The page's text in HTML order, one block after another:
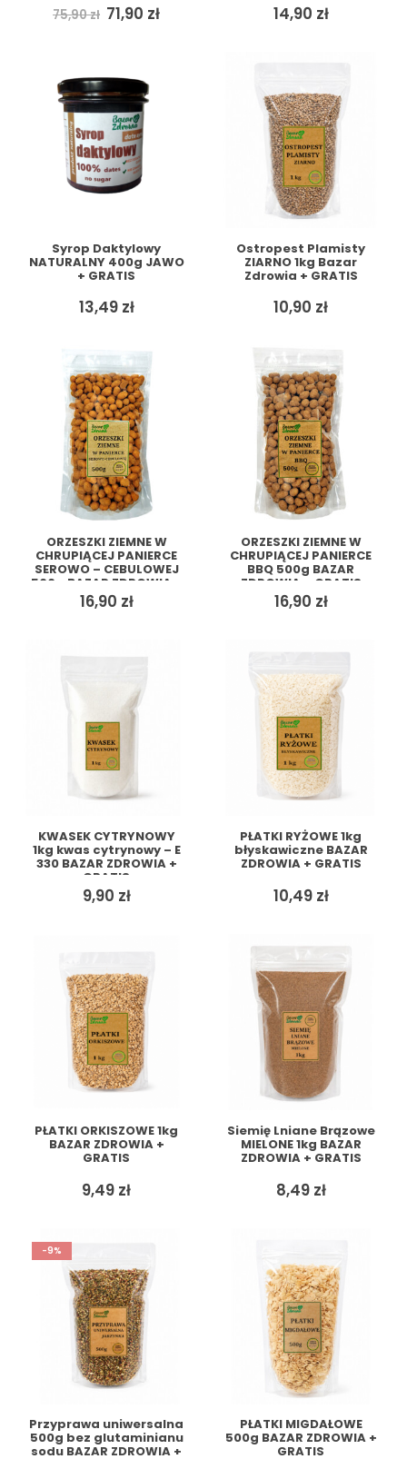
75,90zł Pierwotna
cena
71,90 złAktualna 14,90 zł
Syrop Daktylowy
NATURALNY 400g JAWO
+ GRATIS
13,49 zł
Ostropest Plamisty
ZIARNO 1kg Bazar
Zdrowia + GRATIS
10,90 zł
ORZESZKI ZIEMNE W
CHRUPIĄCEJ PANIERCE
SEROWO – CEBULOWEJ
500g BAZAR ZDROWIA +
GRATIS
16,90 zł
ORZESZKI ZIEMNE W
CHRUPIĄCEJ PANIERCE
BBQ 500g BAZAR
ZDROWIA + GRATIS
16,90 zł
KWASEK CYTRYNOWY
1kg kwas cytrynowy – E
330 BAZAR ZDROWIA +
GRATIS
9,90 zł
PŁATKI RYŻOWE 1kg
błyskawiczne BAZAR
ZDROWIA + GRATIS
10,49 zł
PŁATKI ORKISZOWE 1kg
BAZAR ZDROWIA +
GRATIS
9,49 zł
Siemię Lniane Brązowe
MIELONE 1kg BAZAR
ZDROWIA + GRATIS
8,49 zł
-9%
Przyprawa uniwersalna
500g bez glutaminianu
sodu BAZAR ZDROWIA +
PŁATKI MIGDAŁOWE
500g BAZAR ZDROWIA +
GRATIS